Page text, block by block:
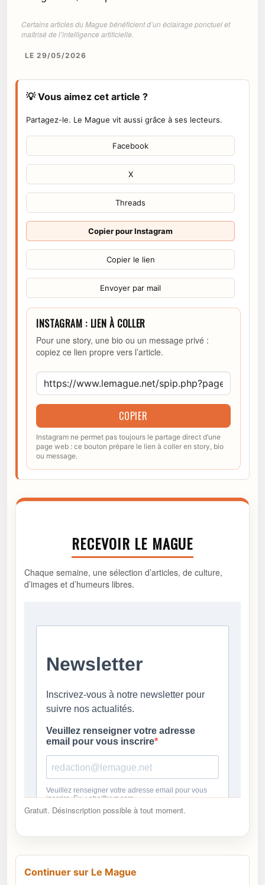
Certains articles du Mague bénéficient d’un éclairage ponctuel et
maîtrisé de l’intelligence artificielle.
LE 29/05/2026
💡 Vous aimez cet article ?
Partagez-le. Le Mague vit aussi grâce à ses lecteurs.
Facebook
X
Threads
Copier pour Instagram
Copier le lien
Envoyer par mail
INSTAGRAM : LIEN À COLLER
Pour une story, une bio ou un message privé :
copiez ce lien propre vers l’article.
COPIER
Instagram ne permet pas toujours le partage direct d’une
page web : ce bouton prépare le lien à coller en story, bio
ou message.
RECEVOIR LE MAGUE
Chaque semaine, une sélection d’articles, de culture,
d’images et d’humeurs libres.
Gratuit. Désinscription possible à tout moment.
Continuer sur Le Mague